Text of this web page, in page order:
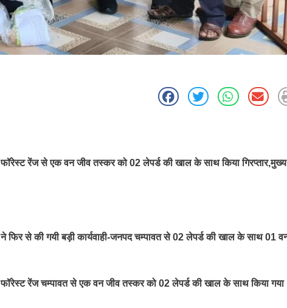
फॉरेस्ट रेंज से एक वन जीव तस्कर को 02 लेपर्ड की खाल के साथ किया गिरप्तार,मुख्य
से की गयी बड़ी कार्यवाही-जनपद चम्पावत से 02 लेपर्ड की खाल के साथ 01
फॉरेस्ट रेंज चम्पावत से एक वन जीव तस्कर को 02 लेपर्ड की खाल के साथ किया गया